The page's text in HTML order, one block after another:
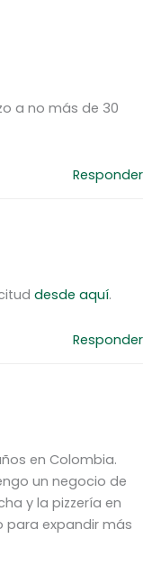
a no más de 30
Responder
desde aquí.
Responder
en Colombia.
un negocio de
y la pizzería en
para expandir más